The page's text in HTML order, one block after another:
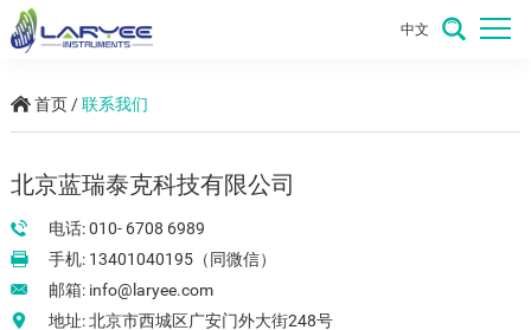
中文
首页 /联系我们
北京蓝瑞泰克科技有限公司
电话: 010- 6708 6989
手机: 13401040195（同微信）
邮箱: info@laryee.com
地址: 北京市西城区广安门外大街248号